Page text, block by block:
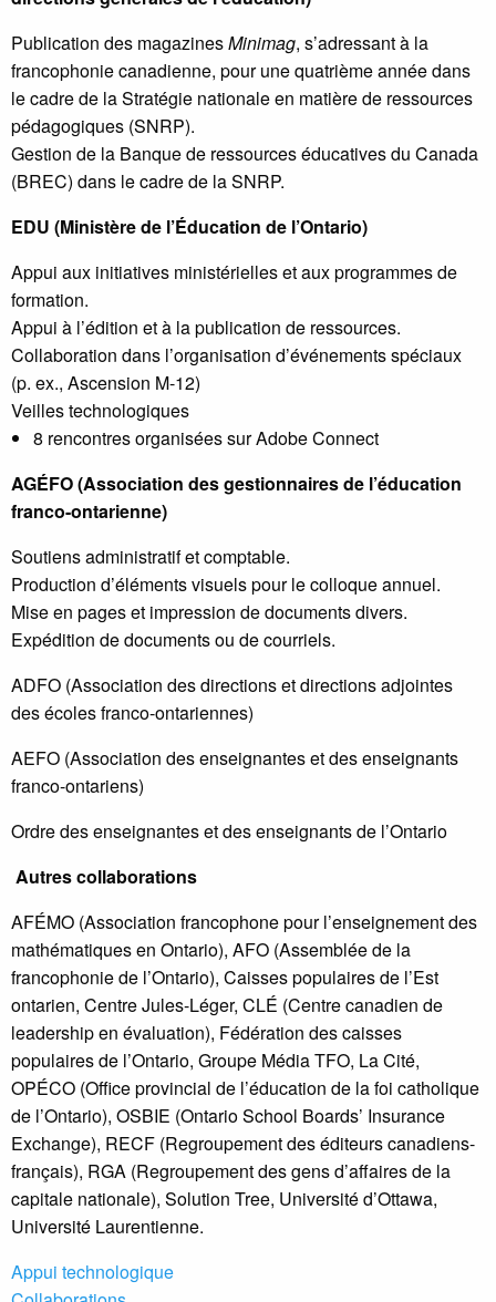
Publication des magazinesMinimag, s’adressant à la
francophonie canadienne, pour une quatrième année dans
le cadre de la Stratégie nationale en matière de ressources
pédagogiques (SNRP).
Gestion de la Banque de ressources éducatives du Canada
(BREC) dans le cadre de la SNRP.
EDU (Ministère de l’Éducation de l’Ontario)
Appui aux initiatives ministérielles et aux programmes de
formation.
Appui à l’édition et à la publication de ressources.
Collaboration dans l’organisation d’événements spéciaux
(p. ex., Ascension M-12)
Veilles technologiques
8 rencontres organisées sur Adobe Connect
AGÉFO (Association des gestionnaires de l’éducation
franco-ontarienne)
Soutiens administratif et comptable.
Production d’éléments visuels pour le colloque annuel.
Mise en pages et impression de documents divers.
Expédition de documents ou de courriels.
ADFO (Association des directions et directions adjointes
des écoles franco-ontariennes)
AEFO (Association des enseignantes et des enseignants
franco-ontariens)
Ordre des enseignantes et des enseignants de l’Ontario
Autres collaborations
AFÉMO (Association francophone pour l’enseignement des
mathématiques en Ontario), AFO (Assemblée de la
francophonie de l’Ontario), Caisses populaires de l’Est
ontarien, Centre Jules-Léger, CLÉ (Centre canadien de
leadership en évaluation), Fédération des caisses
populaires de l’Ontario, Groupe Média TFO, La Cité,
OPÉCO (Office provincial de l’éducation de la foi catholique
de l’Ontario), OSBIE (Ontario School Boards’ Insurance
Exchange), RECF (Regroupement des éditeurs canadiens-
français), RGA (Regroupement des gens d’affaires de la
capitale nationale), Solution Tree, Université d’Ottawa,
Université Laurentienne.
Appui technologique